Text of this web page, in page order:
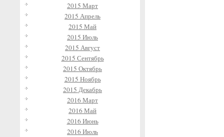
2015 Март
2015 Апрель
2015 Май
2015 Июль
2015 Август
2015 Сентябрь
2015 Октябрь
2015 Ноябрь
2015 Декабрь
2016 Март
2016 Май
2016 Июнь
2016 Июль